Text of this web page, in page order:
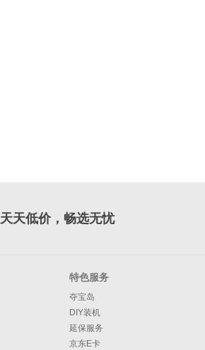
天天低价，畅选无忧
特色服务
夺宝岛
DIY装机
延保服务
京东E卡